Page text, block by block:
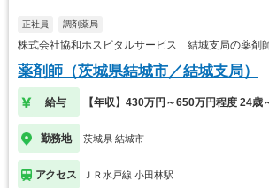
正社員 調剤薬局
株式会社協和ホスピタルサービス 結城支局の薬剤
薬剤師（茨城県結城市／結城支局）
給与 【年収】430万円～650万円程度 24歳
勤務地 茨城県 結城市
アクセス ＪＲ水戸線 小田林駅